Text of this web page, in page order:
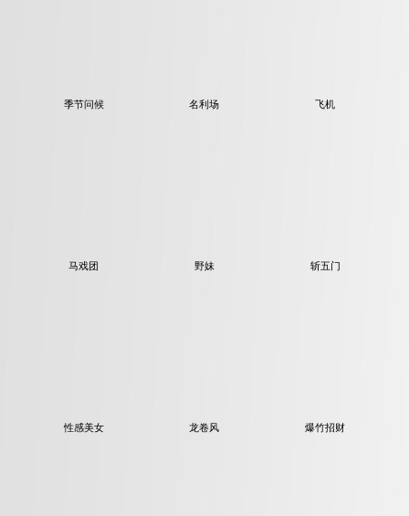
季节问候 名利场 飞机
马戏团 野妹 斩五门
性感美女 龙卷风 爆竹招财